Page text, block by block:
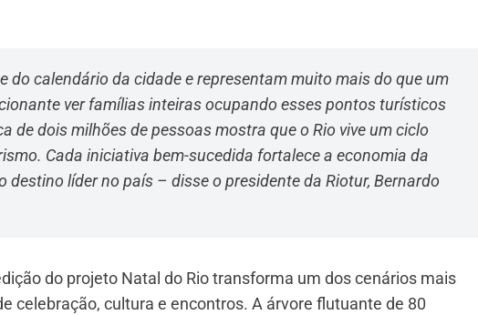
do calendário da cidade e representam muito mais do que um
ver famílias inteiras ocupando esses pontos turísticos
de dois milhões de pessoas mostra que o Rio vive um ciclo
Cada iniciativa bem-sucedida fortalece a economia da
destino líder no país – disse o presidente da Riotur, Bernardo
do projeto Natal do Rio transforma um dos cenários mais
celebração, cultura e encontros. A árvore flutuante de 80